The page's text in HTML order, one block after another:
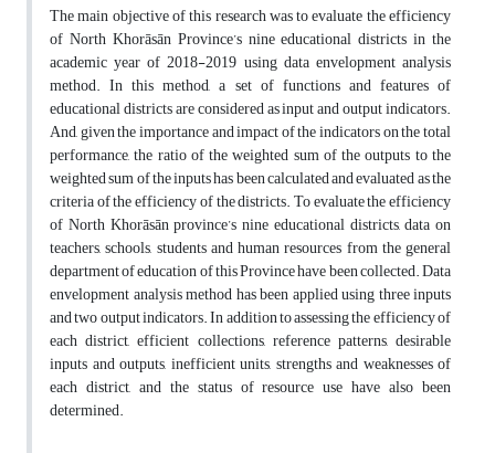
The main objective of this research was to evaluate the efficiency
of North Khorāsān Province’s nine educational districts in the
academic year of 2018-2019 using data envelopment analysis
method. In this method, a set of functions and features of
educational districts are considered as input and output indicators.
And, given the importance and impact of the indicators on the total
performance, the ratio of the weighted sum of the outputs to the
weighted sum of the inputs has been calculated and evaluated as the
criteria of the efficiency of the districts. To evaluate the efficiency
of North Khorāsān province’s nine educational districts, data on
teachers, schools, students and human resources from the general
department of education of this Province have been collected. Data
envelopment analysis method has been applied using three inputs
and two output indicators. In addition to assessing the efficiency of
each district, efficient collections, reference patterns, desirable
inputs and outputs, inefficient units, strengths and weaknesses of
each district, and the status of resource use have also been
determined.